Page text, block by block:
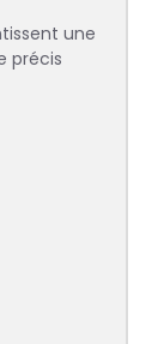
une
précis